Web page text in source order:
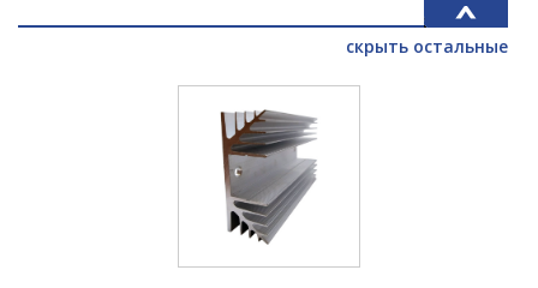
скрыть остальные